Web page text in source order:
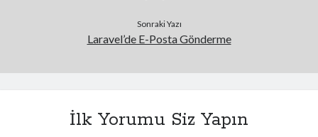
Masaüstü Programlama
Sonraki Yazı
Laravel’de E-Posta Gönderme
İlk Yorumu Siz Yapın